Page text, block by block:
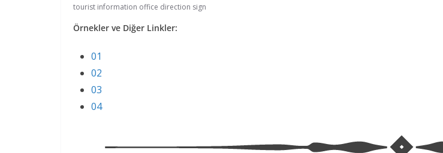
tourist information office direction sign
Örnekler ve Diğer Linkler:
01
02
03
04